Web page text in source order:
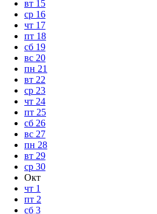
вт 15
ср 16
чт 17
пт 18
сб 19
вс 20
пн 21
вт 22
ср 23
чт 24
пт 25
сб 26
вс 27
пн 28
вт 29
ср 30
Окт
чт 1
пт 2
сб 3